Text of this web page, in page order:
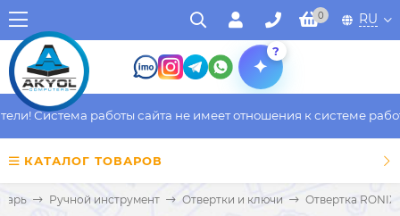
0 RU
?
Система работы сайта не имеет отношения к системе
КАТАЛОГ ТОВАРОВ
Ручной инструмент Отвертки и ключи Отвертка RONIX